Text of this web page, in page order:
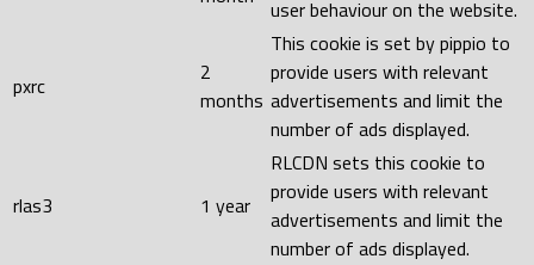
user behaviour on the website.
pxrc
2
months
This cookie is set by pippio to
provide users with relevant
advertisements and limit the
number of ads displayed.
rlas3 1 year
RLCDN sets this cookie to
provide users with relevant
advertisements and limit the
number of ads displayed.